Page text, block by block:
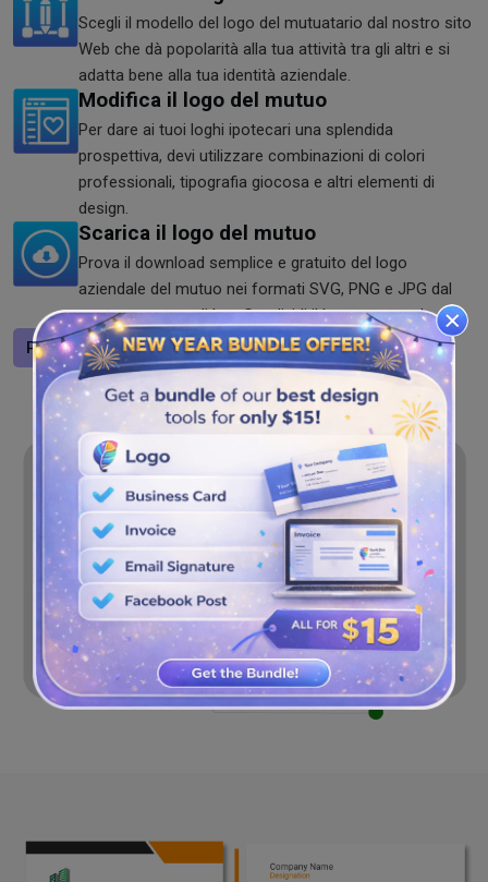
Scegli il modello del logo del mutuatario dal nostro sito
Web che dà popolarità alla tua attività tra gli altri e si
adatta bene alla tua identità aziendale.
Modifica il logo del mutuo
Per dare ai tuoi loghi ipotecari una splendida
prospettiva, devi utilizzare combinazioni di colori
professionali, tipografia giocosa e altri elementi di
design.
Scarica il logo del mutuo
Prova il download semplice e gratuito del logo
aziendale del mutuo nei formati SVG, PNG e JPG dal
nostro creatore di loo. Condividi il logo ovunque!
Progetta un logo